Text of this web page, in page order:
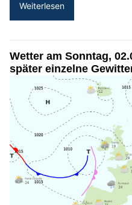
Weiterlesen
Wetter am Sonntag,
später einzelne